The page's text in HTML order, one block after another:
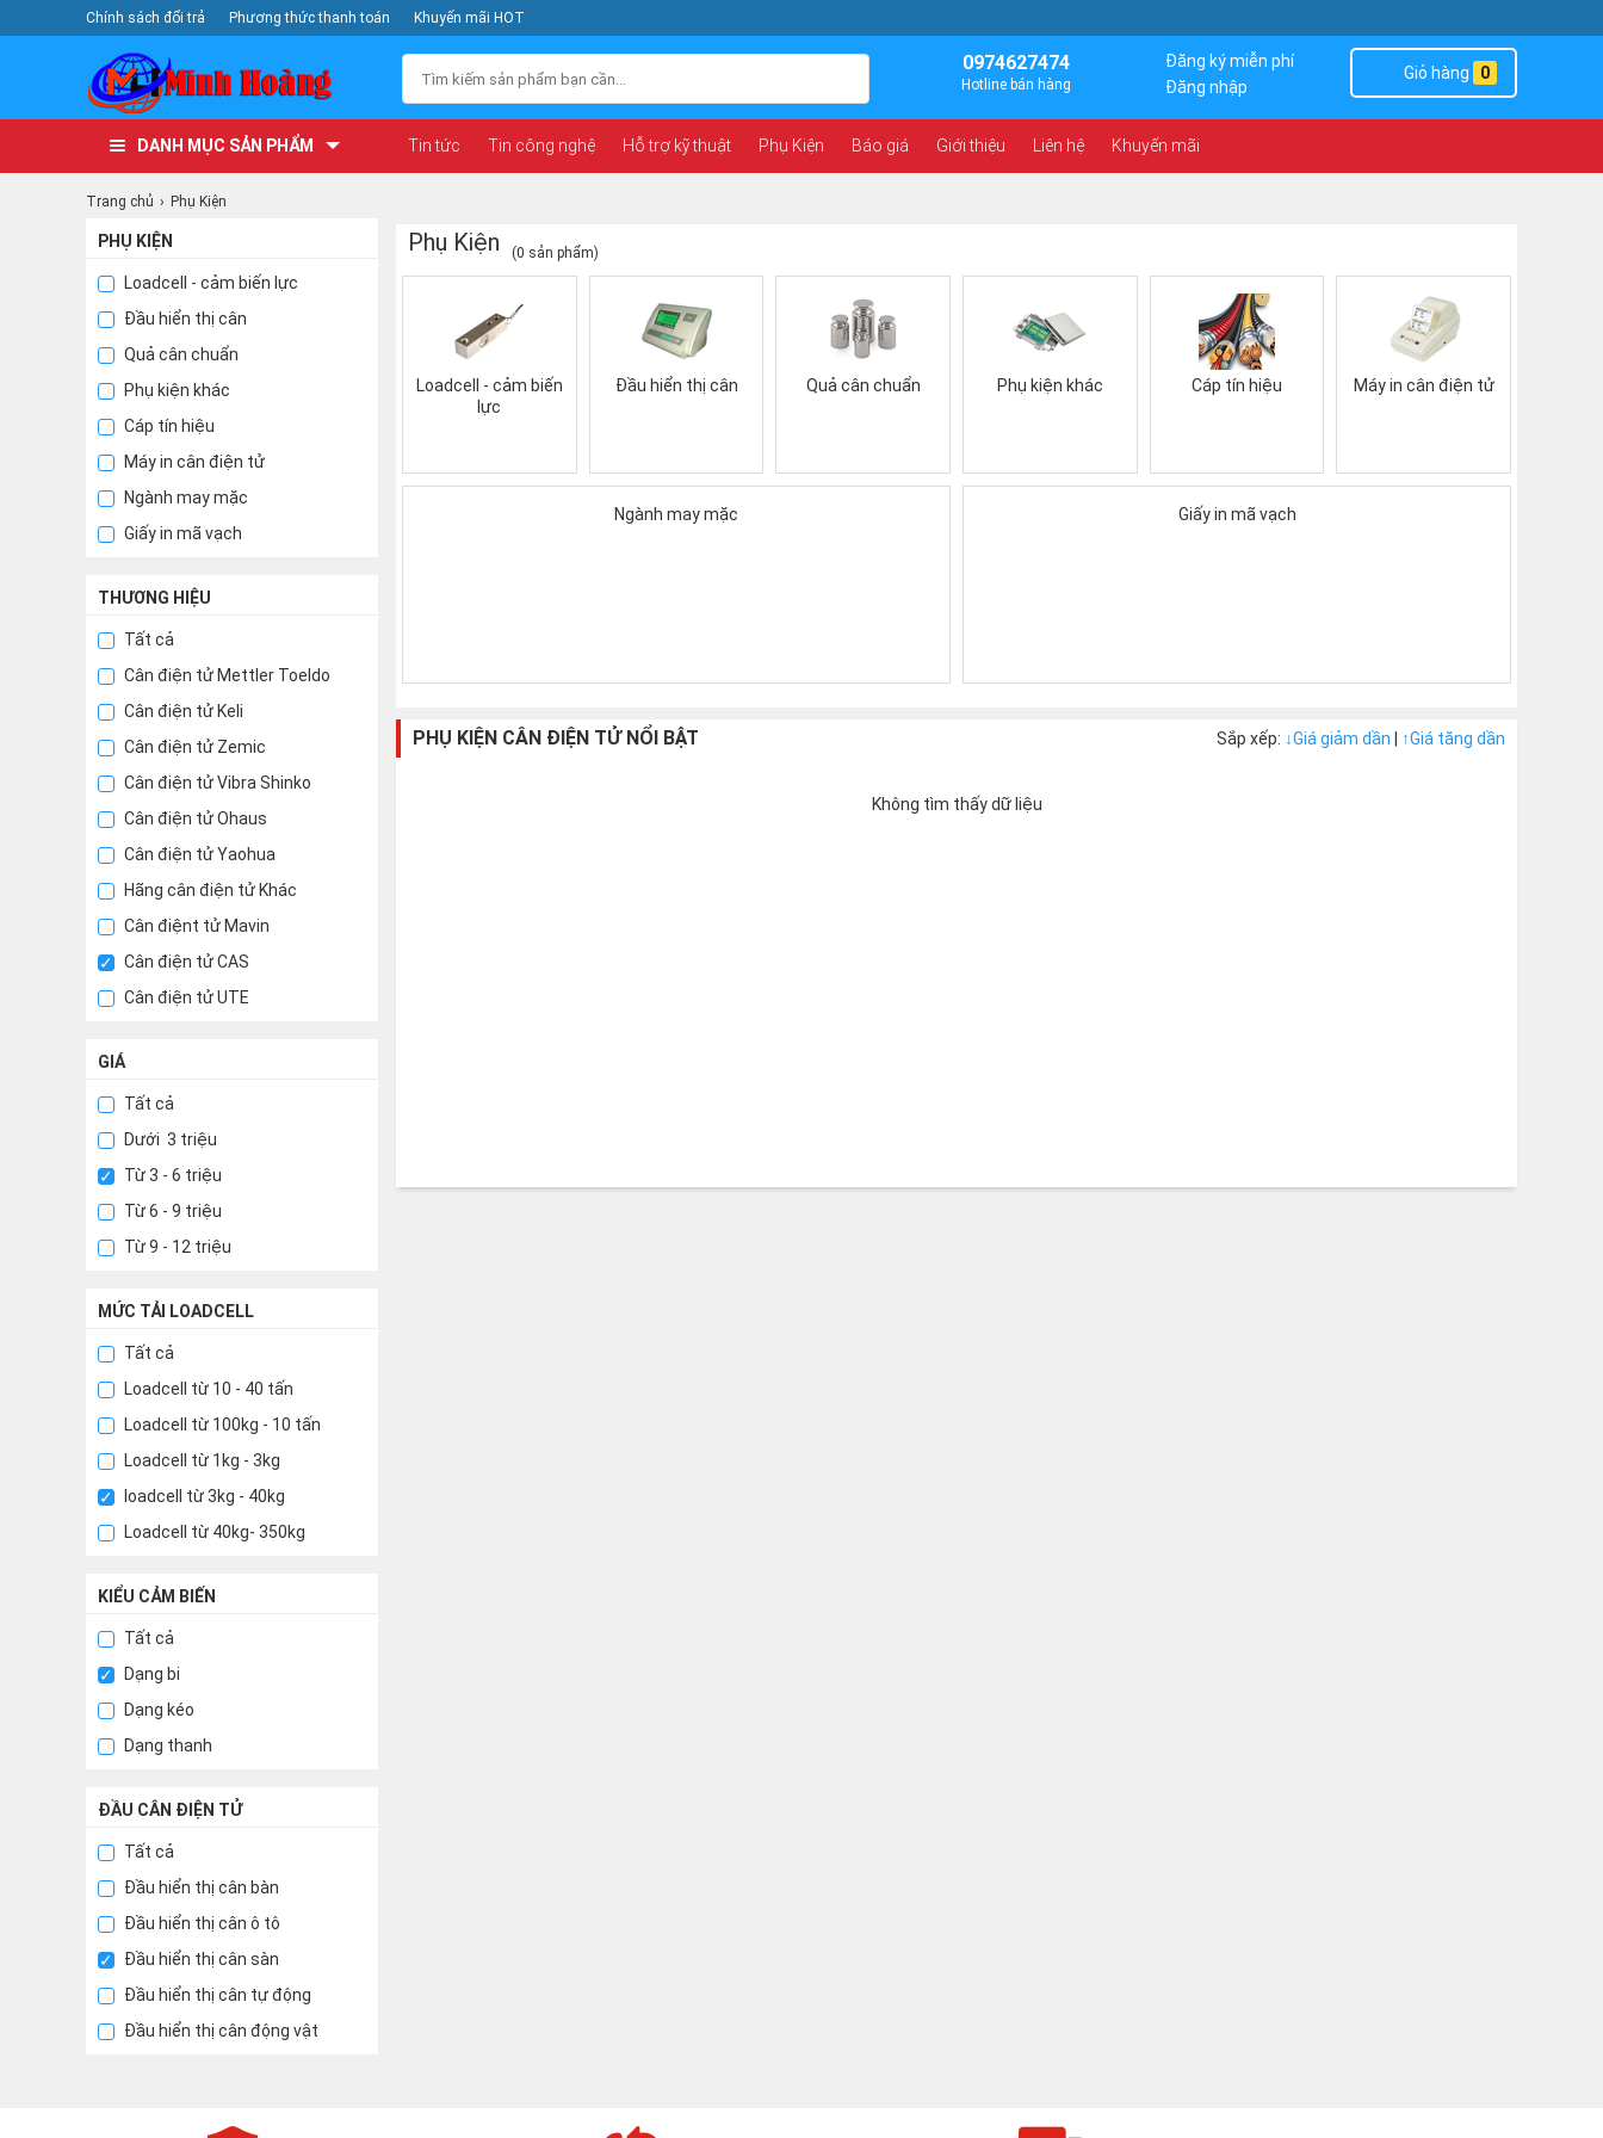
Chính sách đổi trả Phương thức thanh toán Khuyến mãi HOT
0974627474
Hotline bán hàng
Đăng ký miễn phí
Đăng nhập
Giỏ hàng 0
DANH MỤC SẢN PHẨM Tin tức Tin công nghệ Hỗ trợ kỹ thuật Phụ Kiện Báo giá Giới thiệu Liên hệ Khuyến mãi
Trang chủ Phụ Kiện
PHỤ KIỆN
Loadcell - cảm biến lực
Đầu hiển thị cân
Quả cân chuẩn
Phụ kiện khác
Cáp tín hiệu
Máy in cân điện tử
Ngành may mặc
Giấy in mã vạch
THƯƠNG HIỆU
Tất cả
Cân điện tử Mettler Toeldo
Cân điện tử Keli
Cân điện tử Zemic
Cân điện tử Vibra Shinko
Cân điện tử Ohaus
Cân điện tử Yaohua
Hãng cân điện tử Khác
Cân điệnt tử Mavin
Cân điện tử CAS
Cân điện tử UTE
GIÁ
Tất cả
Dưới 3 triệu
Từ 3 - 6 triệu
Từ 6 - 9 triệu
Từ 9 - 12 triệu
MỨC TẢI LOADCELL
Tất cả
Loadcell từ 10 - 40 tấn
Loadcell từ 100kg - 10 tấn
Loadcell từ 1kg - 3kg
loadcell từ 3kg - 40kg
Loadcell từ 40kg- 350kg
KIỂU CẢM BIẾN
Tất cả
Dạng bi
Dạng kéo
Dạng thanh
ĐẦU CÂN ĐIỆN TỬ
Tất cả
Đầu hiển thị cân bàn
Đầu hiển thị cân ô tô
Đầu hiển thị cân sàn
Đầu hiển thị cân tự động
Đầu hiển thị cân động vật
Phụ Kiện (0 sản phẩm)
Loadcell - cảm biến
lực
Đầu hiển thị cân Quả cân chuẩn Phụ kiện khác Cáp tín hiệu Máy in cân điện tử
Ngành may mặc Giấy in mã vạch
PHỤ KIỆN CÂN ĐIỆN TỬ NỔI BẬT Sắp xếp: ↓Giá giảm dần ↑Giá tăng dần
Không tìm thấy dữ liệu